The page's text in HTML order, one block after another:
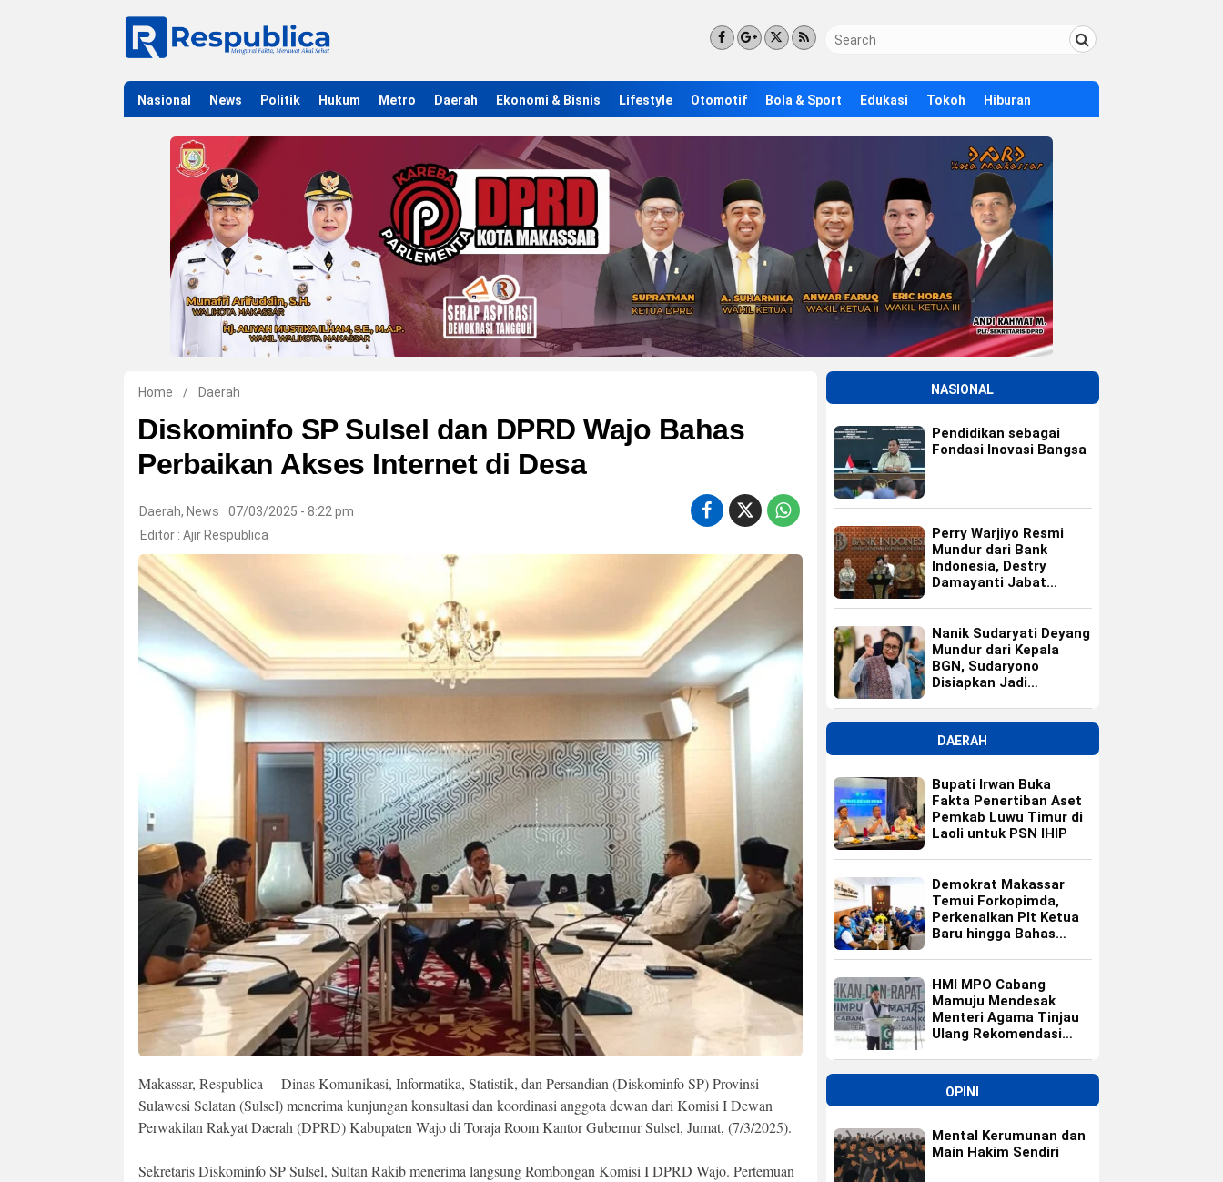
Nasional News Politik Hukum Metro Daerah Ekonomi & Bisnis Lifestyle Otomotif Bola & Sport Edukasi Tokoh Hiburan
Home / Daerah
Diskominfo SP Sulsel dan DPRD Wajo Bahas
Perbaikan Akses Internet di Desa
Daerah, News
07/03/2025 - 8:22 pm
Editor : Ajir Respublica
Makassar, Respublica— Dinas Komunikasi, Informatika, Statistik, dan Persandian (Diskominfo SP) Provinsi
Sulawesi Selatan (Sulsel) menerima kunjungan konsultasi dan koordinasi anggota dewan dari Komisi I Dewan
Perwakilan Rakyat Daerah (DPRD) Kabupaten Wajo di Toraja Room Kantor Gubernur Sulsel, Jumat, (7/3/2025).
Sekretaris Diskominfo SP Sulsel, Sultan Rakib menerima langsung Rombongan Komisi I DPRD Wajo. Pertemuan
NASIONAL
Pendidikan sebagai
Fondasi Inovasi Bangsa
Perry Warjiyo Resmi
Mundur dari Bank
Indonesia, Destry
Damayanti Jabat
Nanik Sudaryati Deyang
Mundur dari Kepala
BGN, Sudaryono
Disiapkan Jadi
DAERAH
Bupati Irwan Buka
Fakta Penertiban Aset
Pemkab Luwu Timur di
Laoli untuk PSN IHIP
Demokrat Makassar
Temui Forkopimda,
Perkenalkan Plt Ketua
Baru hingga Bahas
HMI MPO Cabang
Mamuju Mendesak
Menteri Agama Tinjau
Ulang Rekomendasi
OPINI
Mental Kerumunan dan
Main Hakim Sendiri